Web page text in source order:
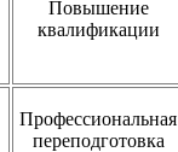
Повышение
квалификации
Профессиональная
переподготовка